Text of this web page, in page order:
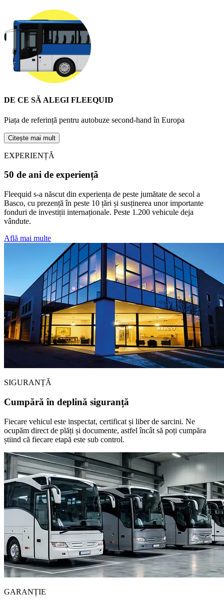
DE CE SĂ ALEGI FLEEQUID
Piața de referință pentru autobuze second-hand în Europa
Citește mai mult
EXPERIENȚĂ
50 de ani de experiență
Fleequid s-a născut din experiența de peste jumătate de secol a
Basco, cu prezență în peste 10 țări și susținerea unor importante
fonduri de investiții internaționale. Peste 1.200 vehicule deja
vândute.
Află mai multe
SIGURANȚĂ
Cumpără în deplină siguranță
Fiecare vehicul este inspectat, certificat și liber de sarcini. Ne
ocupăm direct de plăți și documente, astfel încât să poți cumpăra
știind că fiecare etapă este sub control.
GARANȚIE